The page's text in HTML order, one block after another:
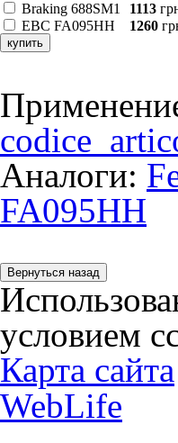
Braking 688SM1
1113
EBC FA095HH
1260
купить
Аналоги:
FA095HH
условием
Карта сайта
WebLife